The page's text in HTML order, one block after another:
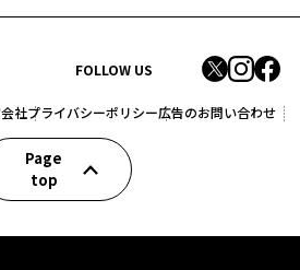
FOLLOW US
社プライバシーポリシー広告のお問い合わせ
Page
top